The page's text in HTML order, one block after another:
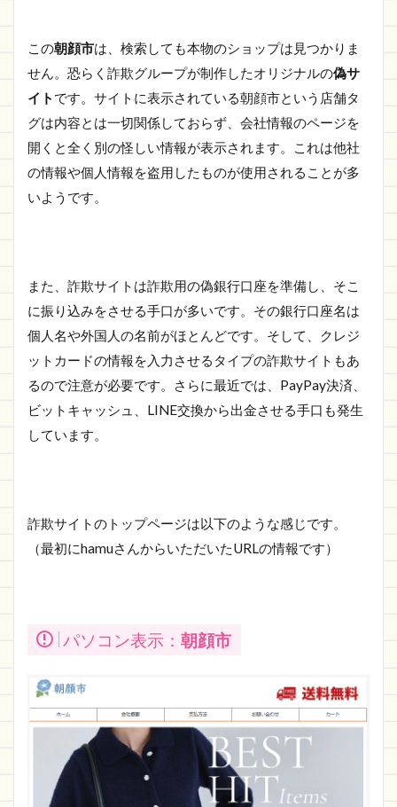
この朝顔市は、検索しても本物のショップは見つかりま
せん。恐らく詐欺グループが制作したオリジナルの偽サ
イト です。サイトに表示されている朝顔市という店舗タ
グは内容とは一切関係しておらず、会社情報のページを
開くと全く別の怪しい情報が表示されます。これは他社
の情報や個人情報を盗用したものが使用されることが多
いようです。
また、詐欺サイトは詐欺用の偽銀行口座を準備し、そこ
に振り込みをさせる手口が多いです。その銀行口座名は
個人名や外国人の名前がほとんどです。そして、クレジ
ットカードの情報を入力させるタイプの詐欺サイトもあ
るので注意が必要です。さらに最近では、PayPay決済、
ビットキャッシュ、LINE交換から出金させる手口も発生
しています。
詐欺サイトのトップページは以下のような感じです。
（最初にhamuさんからいただいたURLの情報です）
パソコン表示： 朝顔市